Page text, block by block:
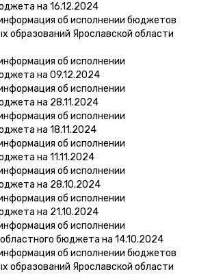
на 16.12.2024
об исполнении бюджетов
образований Ярославской области
об исполнении
на 09.12.2024
об исполнении
на 28.11.2024
об исполнении
на 18.11.2024
об исполнении
на 11.11.2024
об исполнении
на 28.10.2024
об исполнении
на 21.10.2024
об исполнении
бюджета на 14.10.2024
об исполнении бюджетов
образований Ярославской области